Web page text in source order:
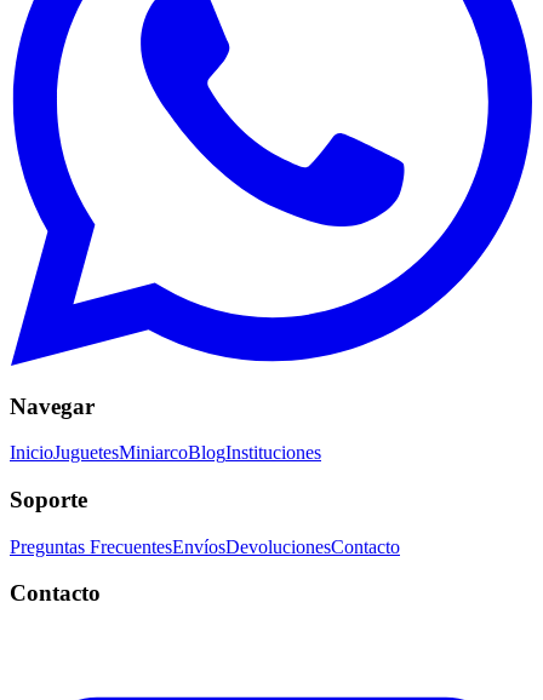
Navegar
InicioJuguetesMiniarcoBlogInstituciones
Soporte
Preguntas FrecuentesEnvíosDevolucionesContacto
Contacto